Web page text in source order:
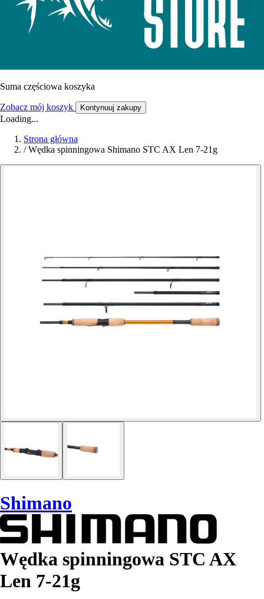
Suma częściowa koszyka
Zobacz mój koszyk Kontynuuj zakupy
Loading...
Strona główna
/ Wędka spinningowa Shimano STC AX Len 7-21g
Shimano
Wędka spinningowa STC AX
Len 7-21g